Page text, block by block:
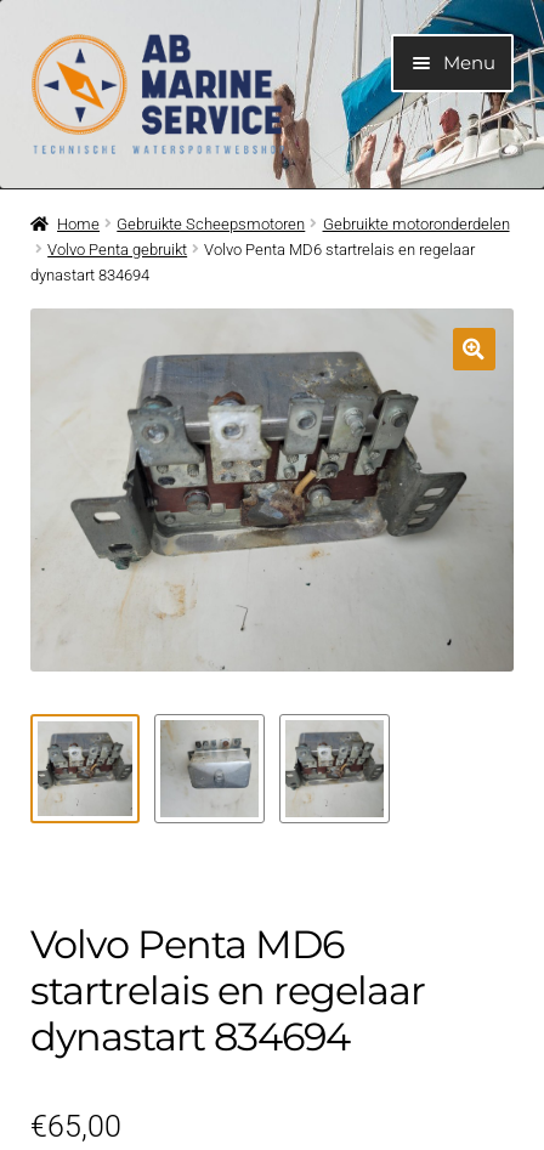
Ga
door
naar
navigatie
Ga
naar
de
inhoud
Menu
Home
Motoren
Submenu
Submenu
Bootelektra
Koelwatersysteem
Submenu
Contact
Submenu
Techniek Blog
Home Gebruikte Scheepsmotoren
Gebruikte motoronderdelen
Volvo Penta gebruikt
Volvo Penta MD6 startrelais en regelaar
dynastart 834694
Volvo Penta MD6
startrelais en regelaar
dynastart 834694
€65,00